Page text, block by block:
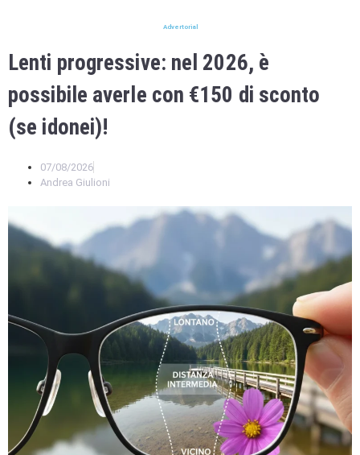
Advertorial
Lenti progressive: nel 2026, è
possibile averle con €150 di sconto
(se idonei)!
07/08/2026
Andrea Giulioni